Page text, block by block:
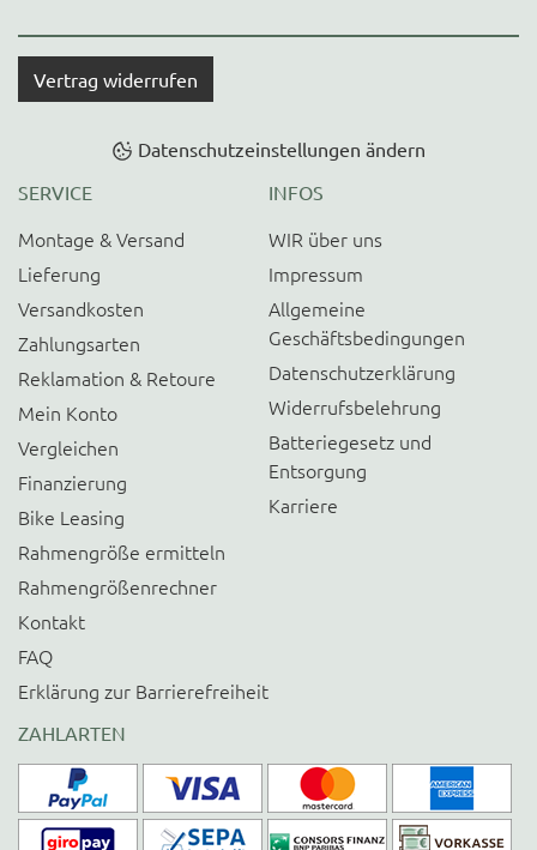
Vertrag widerrufen
Datenschutzeinstellungen ändern
SERVICE
Montage & Versand
Lieferung
Versandkosten
Zahlungsarten
Reklamation & Retoure
Mein Konto
Vergleichen
Finanzierung
Bike Leasing
Rahmengröße ermitteln
Rahmengrößenrechner
Kontakt
FAQ
Erklärung zur Barrierefreiheit
INFOS
WIR über uns
Impressum
Allgemeine
Geschäftsbedingungen
Datenschutzerklärung
Widerrufsbelehrung
Batteriegesetz und
Entsorgung
Karriere
ZAHLARTEN